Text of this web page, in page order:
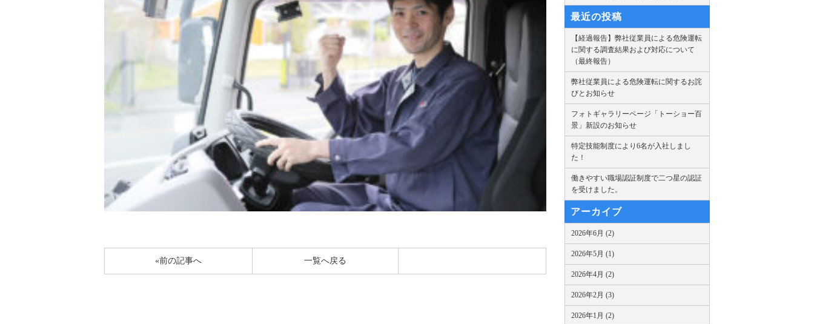
«前の記事へ 一覧へ戻る
最近の投稿
【経過報告】弊社従業員による危険運転
に関する調査結果および対応について
（最終報告）
弊社従業員による危険運転に関するお詫
びとお知らせ
フォトギャラリーページ「トーショー百
景」新設のお知らせ
特定技能制度により6名が入社しまし
た！
働きやすい職場認証制度で二つ星の認証
を受けました。
アーカイブ
2026年6月 (2)
2026年5月 (1)
2026年4月 (2)
2026年2月 (3)
2026年1月 (2)